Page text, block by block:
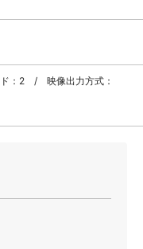
ド：2 / 映像出力方式：